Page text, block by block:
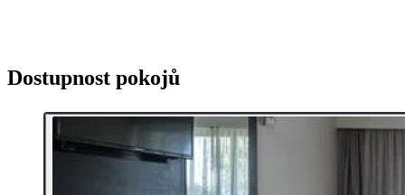
Dostupnost pokojů